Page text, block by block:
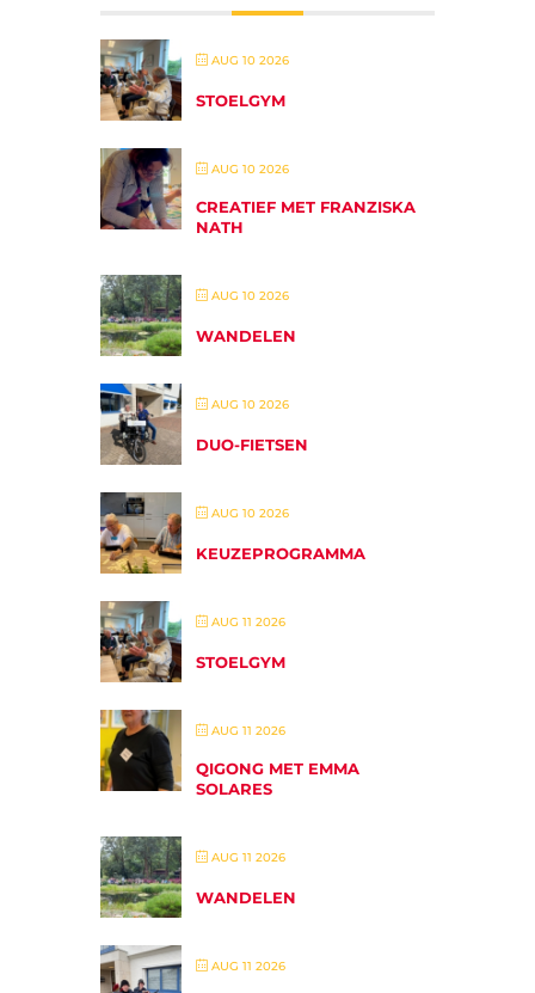
AUG 10 2026
STOELGYM
AUG 10 2026
CREATIEF MET FRANZISKA
NATH
AUG 10 2026
WANDELEN
AUG 10 2026
DUO-FIETSEN
AUG 10 2026
KEUZEPROGRAMMA
AUG 11 2026
STOELGYM
AUG 11 2026
QIGONG MET EMMA
SOLARES
AUG 11 2026
WANDELEN
AUG 11 2026